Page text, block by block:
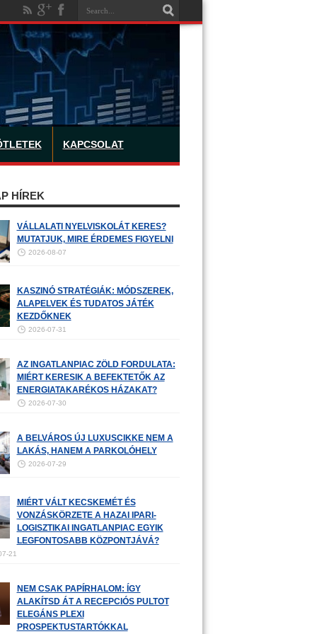
KAPCSOLAT
HÍREK
VÁLLALATI NYELVISKOLÁT KERES?
MUTATJUK, MIRE ÉRDEMES FIGYELNI
2026-08-07
KASZINÓ STRATÉGIÁK: MÓDSZEREK,
ALAPELVEK ÉS TUDATOS JÁTÉK
KEZDŐKNEK
2026-07-31
AZ INGATLANPIAC ZÖLD FORDULATA:
MIÉRT KERESIK A BEFEKTETŐK AZ
ENERGIATAKARÉKOS HÁZAKAT?
2026-07-30
A BELVÁROS ÚJ LUXUSCIKKE NEM A
LAKÁS, HANEM A PARKOLÓHELY
2026-07-29
MIÉRT VÁLT KECSKEMÉT ÉS
VONZÁSKÖRZETE A HAZAI IPARI-
LOGISZTIKAI INGATLANPIAC EGYIK
LEGFONTOSABB KÖZPONTJÁVÁ?
21
NEM CSAK PAPÍRHALOM: ÍGY
ALAKÍTSD ÁT A RECEPCIÓS PULTOT
ELEGÁNS PLEXI
PROSPEKTUSTARTÓKKAL